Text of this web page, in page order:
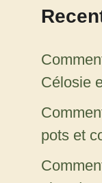
Célosie
pots et